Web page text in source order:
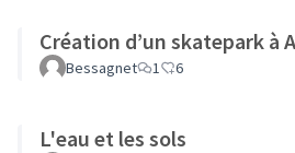
Création d’un skatepark à
Bessagnet 1 6
L'eau et les sols